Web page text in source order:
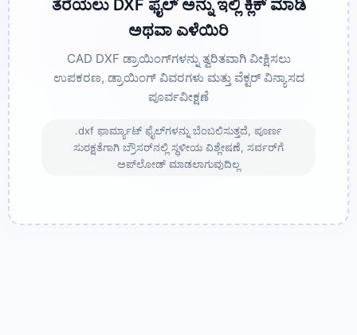
ತೆರೆಯಲು DXF ಫೈಲ್ ಅನ್ನು ಇಲ್ಲಿ ಕ್ಲಿಕ್ ಮಾಡಿ
ಅಥವಾ ಎಳೆಯಿರಿ
CAD DXF ಡ್ರಾಯಿಂಗ್‌ಗಳನ್ನು ತ್ವರಿತವಾಗಿ ವೀಕ್ಷಿಸಲು
ಉಪಕರಣ, ಡ್ರಾಯಿಂಗ್ ವಿವರಗಳು ಮತ್ತು ವೆಕ್ಟರ್ ವಿನ್ಯಾಸದ
ಪೂರ್ವವೀಕ್ಷಣೆ
.dxf ಫಾರ್ಮ್ಯಾಟ್ ಫೈಲ್‌ಗಳನ್ನು ಬೆಂಬಲಿಸುತ್ತದೆ, ಪೂರ್ಣ
ಸುರಕ್ಷತೆಗಾಗಿ ಬ್ರೌಸರ್‌ನಲ್ಲಿ ಸ್ಥಳೀಯ ವಿಶ್ಲೇಷಣೆ, ಸರ್ವರ್‌ಗೆ
ಅಪ್‌ಲೋಡ್ ಮಾಡಲಾಗುವುದಿಲ್ಲ